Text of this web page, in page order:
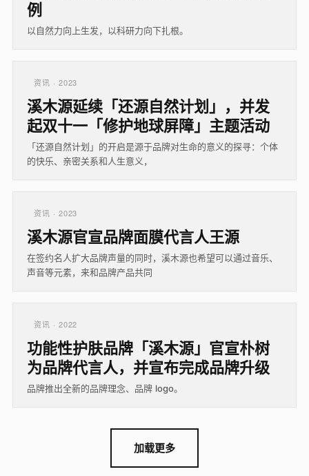
例
以自然力向上生发，以科研力向下扎根。
资讯 · 2023
溪木源延续「还源自然计划」，并发
起双十一「修护地球屏障」主题活动
「还源自然计划」的开启是源于品牌对生命的意义的探寻：个体
的快乐、亲密关系和人生意义，
资讯 · 2023
溪木源官宣品牌面膜代言人王源
在签约名人扩大品牌声量的同时，溪木源也希望可以通过音乐、
声音等元素，来和品牌产品共同
资讯 · 2022
功能性护肤品牌「溪木源」官宣朴树
为品牌代言人，并宣布完成品牌升级
品牌推出全新的品牌理念、品牌 logo。
加载更多